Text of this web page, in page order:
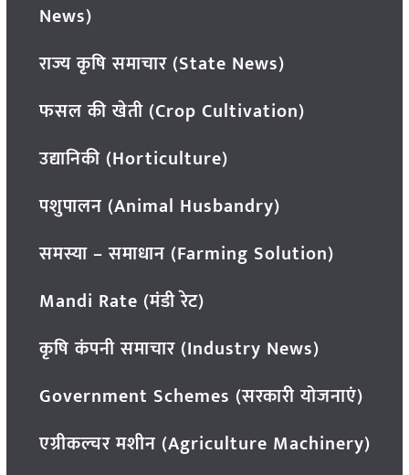
News)
राज्य कृषि समाचार (State News)
फसल की खेती (Crop Cultivation)
उद्यानिकी (Horticulture)
पशुपालन (Animal Husbandry)
समस्या – समाधान (Farming Solution)
Mandi Rate (मंडी रेट)
कृषि कंपनी समाचार (Industry News)
Government Schemes (सरकारी योजनाएं)
एग्रीकल्चर मशीन (Agriculture Machinery)